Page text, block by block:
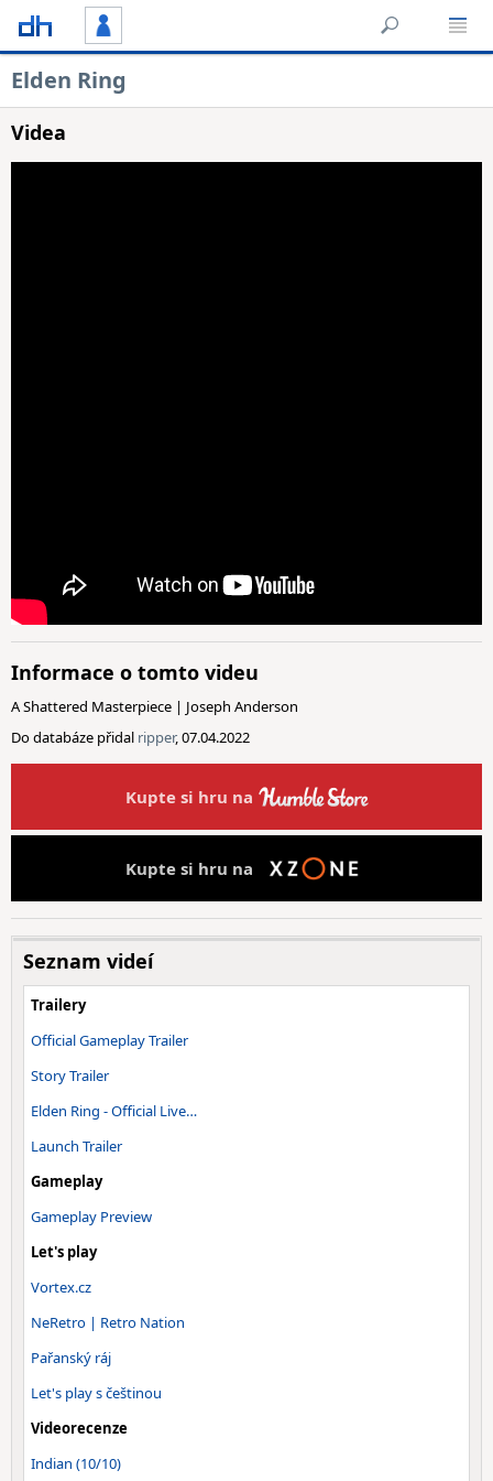
Elden Ring
Videa
Informace o tomto videu
A Shattered Masterpiece | Joseph Anderson
Do databáze přidal ripper, 07.04.2022
Kupte si hru na
Kupte si hru na
Seznam videí
Trailery
Official Gameplay Trailer
Story Trailer
Elden Ring - Official Live…
Launch Trailer
Gameplay
Gameplay Preview
Let's play
Vortex.cz
NeRetro | Retro Nation
Pařanský ráj
Let's play s češtinou
Videorecenze
Indian (10/10)